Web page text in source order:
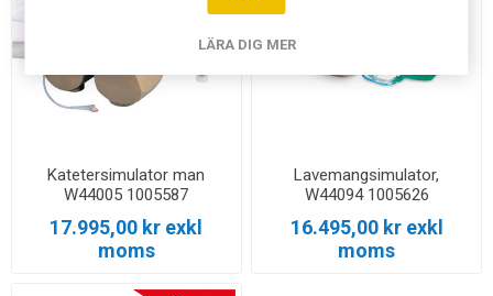
Katetersimulator man
W44005 1005587
17.995,00 kr exkl
moms
Lavemangsimulator,
W44094 1005626
16.495,00 kr exkl
moms
LÄRA DIG MER